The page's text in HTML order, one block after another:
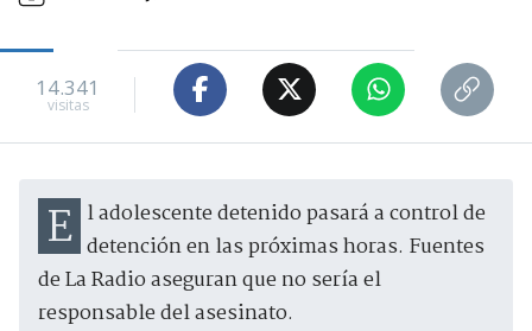
14.341
visitas
El adolescente detenido pasará a control de detención en las próximas horas. Fuentes
de La Radio aseguran que no sería el
responsable del asesinato.